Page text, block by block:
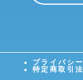
プライバシ
特定商取引